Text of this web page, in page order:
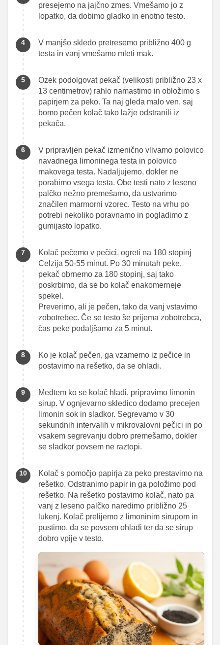
presejemo na jajčno zmes. Vmešamo jo z
lopatko, da dobimo gladko in enotno testo.
V manjšo skledo pretresemo približno 400 g
testa in vanj vmešamo mleti mak.
Ozek podolgovat pekač (velikosti približno 23 x
13 centimetrov) rahlo namastimo in obložimo s
papirjem za peko. Ta naj gleda malo ven, saj
bomo pečen kolač tako lažje odstranili iz
pekača.
V pripravljen pekač izmenično vlivamo polovico
navadnega limoninega testa in polovico
makovega testa. Nadaljujemo, dokler ne
porabimo vsega testa. Obe testi nato z leseno
palčko nežno premešamo, da ustvarimo
značilen marmorni vzorec. Testo na vrhu po
potrebi nekoliko poravnamo in pogladimo z
gumijasto lopatko.
Kolač pečemo v pečici, ogreti na 180 stopinj
Celzija 50-55 minut. Po 30 minutah peke,
pekač obrnemo za 180 stopinj, saj tako
poskrbimo, da se bo kolač enakomerneje
spekel.
Preverimo, ali je pečen, tako da vanj vstavimo
zobotrebec. Če se testo še prijema zobotrebca,
čas peke podaljšamo za 5 minut.
Ko je kolač pečen, ga vzamemo iz pečice in
postavimo na rešetko, da se ohladi.
Medtem ko se kolač hladi, pripravimo limonin
sirup. V ognjevarno skledico dodamo precejen
limonin sok in sladkor. Segrevamo v 30
sekundnih intervalih v mikrovalovni pečici in po
vsakem segrevanju dobro premešamo, dokler
se sladkor povsem ne raztopi.
Kolač s pomočjo papirja za peko prestavimo na
rešetko. Odstranimo papir in ga položimo pod
rešetko. Na rešetko postavimo kolač, nato pa
vanj z leseno palčko naredimo približno 25
lukenj. Kolač prelijemo z limoninim sirupom in
pustimo, da se povsem ohladi ter da se sirup
dobro vpije v testo.